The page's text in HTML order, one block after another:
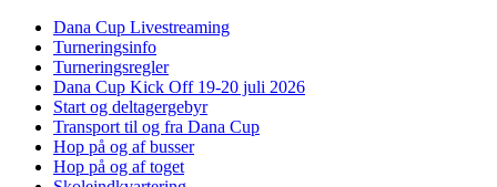
Dana Cup Livestreaming
Turneringsinfo
Turneringsregler
Dana Cup Kick Off 19-20 juli 2026
Start og deltagergebyr
Transport til og fra Dana Cup
Hop på og af busser
Hop på og af toget